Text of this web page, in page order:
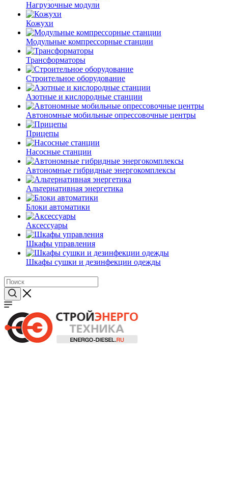
Нагрузочные модули
Кожухи
Модульные компрессорные станции
Трансформаторы
Строительное оборудование
Азотные и кислородные станции
Автономные мобильные опрессовочные центры
Прицепы
Насосные станции
Автономные гибридные энергокомплексы
Альтернативная энергетика
Блоки автоматики
Аксессуары
Шкафы управления
Шкафы сушки и дезинфекции одежды